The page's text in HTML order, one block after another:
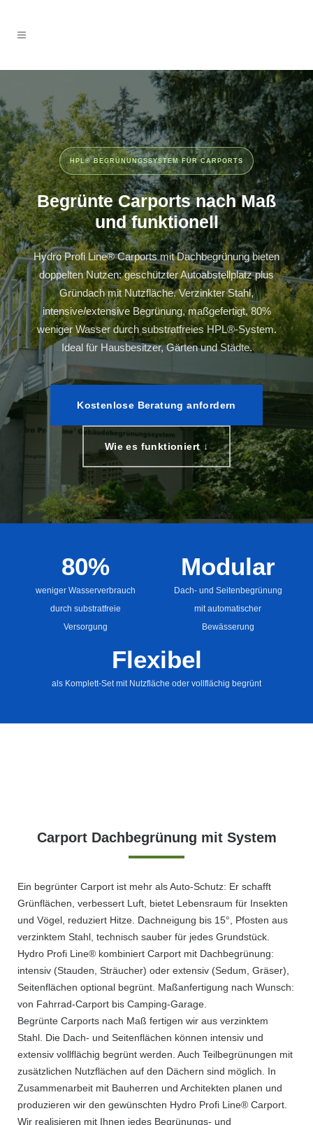
HPL® BEGRÜNUNGSSYSTEM FÜR CARPORTS
Begrünte Carports nach Maß
und funktionell
Hydro Profi Line® Carports mit Dachbegrünung bieten
doppelten Nutzen: geschützter Autoabstellplatz plus
Gründach mit Nutzfläche. Verzinkter Stahl,
intensive/extensive Begrünung, maßgefertigt, 80%
weniger Wasser durch substratfreies HPL®-System.
Ideal für Hausbesitzer, Gärten und Städte.
Kostenlose Beratung anfordern
Wie es funktioniert ↓
80%
weniger Wasserverbrauch
durch substratfreie
Versorgung
Modular
Dach- und Seitenbegrünung
mit automatischer
Bewässerung
Flexibel
als Komplett-Set mit Nutzfläche oder vollflächig begrünt
Carport Dachbegrünung mit System
Ein begrünter Carport ist mehr als Auto-Schutz: Er schafft
Grünflächen, verbessert Luft, bietet Lebensraum für Insekten
und Vögel, reduziert Hitze. Dachneigung bis 15°, Pfosten aus
verzinktem Stahl, technisch sauber für jedes Grundstück.
Hydro Profi Line® kombiniert Carport mit Dachbegrünung:
intensiv (Stauden, Sträucher) oder extensiv (Sedum, Gräser),
Seitenflächen optional begrünt. Maßanfertigung nach Wunsch:
von Fahrrad-Carport bis Camping-Garage.
Begrünte Carports nach Maß fertigen wir aus verzinktem
Stahl. Die Dach- und Seitenflächen können intensiv und
extensiv vollflächig begrünt werden. Auch Teilbegrünungen mit
zusätzlichen Nutzflächen auf den Dächern sind möglich. In
Zusammenarbeit mit Bauherren und Architekten planen und
produzieren wir den gewünschten Hydro Profi Line® Carport.
Wir realisieren mit Ihnen jedes Begrünungs- und